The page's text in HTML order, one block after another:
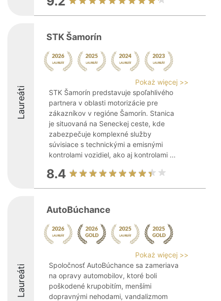
Laureáti
STK Šamorín
Pokaż więcej >>
STK Šamorín predstavuje spoľahlivého
partnera v oblasti motorizácie pre
zákazníkov v regióne Šamorín. Stanica
je situovaná na Seneckej ceste, kde
zabezpečuje komplexné služby
súvisiace s technickými a emisnými
kontrolami vozidiel, ako aj kontrolami ...
8.4
Laureáti
AutoBúchance
Pokaż więcej >>
Spoločnosť AutoBúchance sa zameriava
na opravy automobilov, ktoré boli
poškodené krupobitím, menšími
dopravnými nehodami, vandalizmom